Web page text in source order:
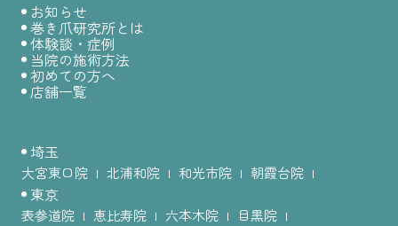
お知らせ
巻き爪研究所とは
体験談・症例
当院の施術方法
初めての方へ
店舗一覧
埼玉
大宮東口院 北浦和院 和光市院 朝霞台院
東京
表参道院 恵比寿院 六本木院
目黒院